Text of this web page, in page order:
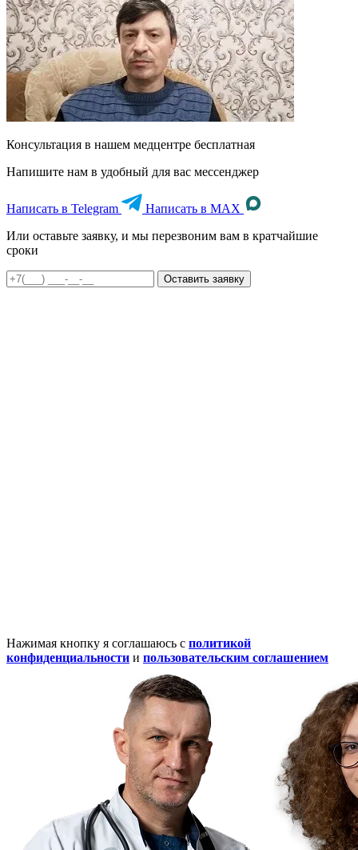
Консультация в нашем медцентре бесплатная
Напишите нам в удобный для вас мессенджер
Написать в Telegram
Написать в MAX
Или оставьте заявку, и мы перезвоним вам в кратчайшие
сроки
Оставить заявку
Нажимая кнопку я соглашаюсь с политикой
конфиденциальности и пользовательским соглашением